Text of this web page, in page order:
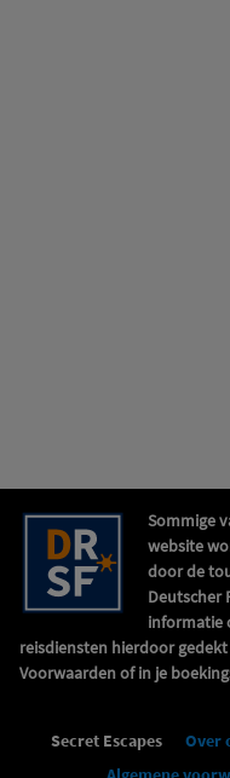
Sommige
website
door de
Deutscher
informatie
reisdiensten hierdoor
Voorwaarden of in je
Secret Escapes Over